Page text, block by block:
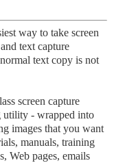
way to take screen
text capture
text copy is not
screen capture
utility - wrapped into
images that you want
manuals, training
Web pages, emails